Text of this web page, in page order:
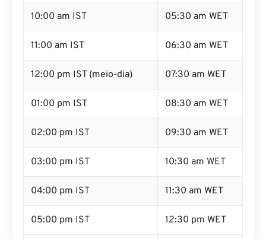
10:00 am IST 05:30 am WET
11:00 am IST 06:30 am WET
12:00 pm IST (meio-dia) 07:30 am WET
01:00 pm IST 08:30 am WET
02:00 pm IST 09:30 am WET
03:00 pm IST 10:30 am WET
04:00 pm IST 11:30 am WET
05:00 pm IST 12:30 pm WET